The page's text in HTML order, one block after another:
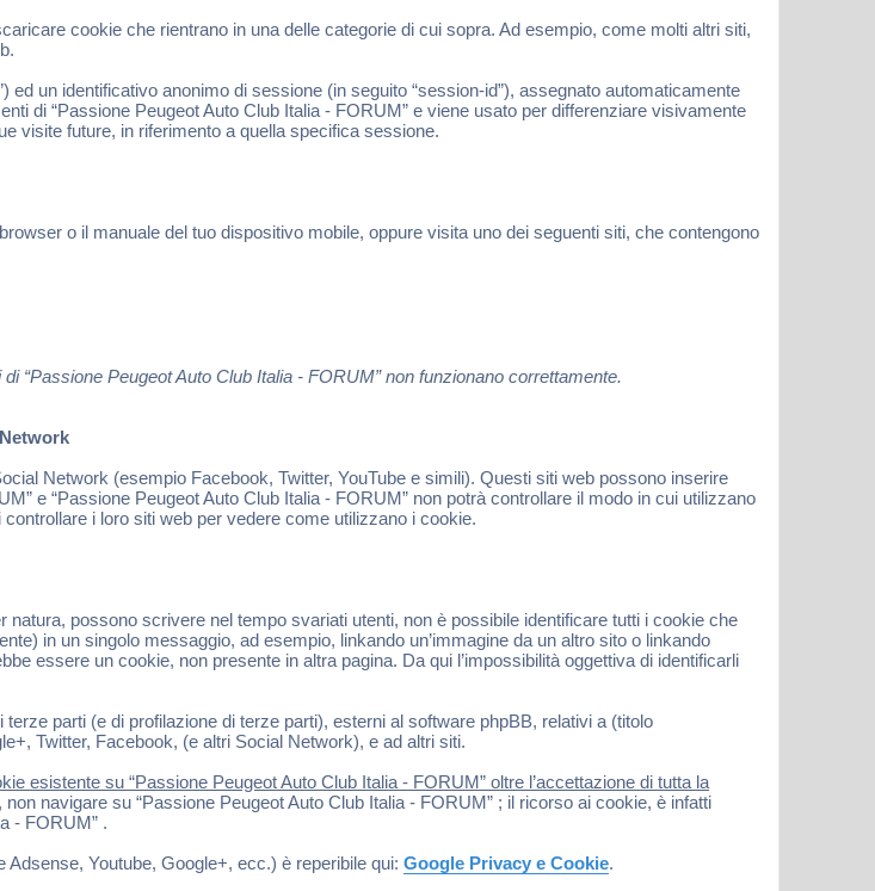
cookie che rientrano in una delle categorie di cui sopra. Ad esempio, come molti altri siti,
un identificativo anonimo di sessione (in seguito “session-id”), assegnato automaticamente
di “Passione Peugeot Auto Club Italia - FORUM” e viene usato per differenziare visivamente
visite future, in riferimento a quella specifica sessione.
o il manuale del tuo dispositivo mobile, oppure visita uno dei seguenti siti, che contengono
“Passione Peugeot Auto Club Italia - FORUM” non funzionano correttamente.
Network (esempio Facebook, Twitter, YouTube e simili). Questi siti web possono inserire
e “Passione Peugeot Auto Club Italia - FORUM” non potrà controllare il modo in cui utilizzano
i loro siti web per vedere come utilizzano i cookie.
possono scrivere nel tempo svariati utenti, non è possibile identificare tutti i cookie che
in un singolo messaggio, ad esempio, linkando un’immagine da un altro sito o linkando
essere un cookie, non presente in altra pagina. Da qui l’impossibilità oggettiva di identificarli
parti (e di profilazione di terze parti), esterni al software phpBB, relativi a (titolo
Twitter, Facebook, (e altri Social Network), e ad altri siti.
esistente su “Passione Peugeot Auto Club Italia - FORUM” oltre l’accettazione di tutta la
navigare su “Passione Peugeot Auto Club Italia - FORUM” ; il ricorso ai cookie, è infatti
- FORUM” .
Youtube, Google+, ecc.) è reperibile qui: Google Privacy e Cookie.